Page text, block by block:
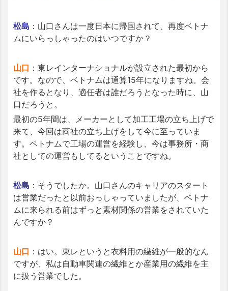
松島 ：山口さんは一度日本に帰国されて、再度ベトナ
ムにいらっしゃったのはいつですか？
山口 ：東レインターナショナルが設立された最初から
です。なので、ベトナムは通算15年になりますね。会
社を作るとなり、適任者は誰だろうとなった時に、山
口だろうと。
最初の5年間は、メーカーとして加工工場の立ち上げで
来て、今回は商社の立ち上げをして今に至っていま
す。ベトナムで工場の運営を経験し、今は事務所・商
社としての運営もしてるということですね。
松島 ：そうでしたか。山口さんのキャリアのスタート
は営業だったと以前おっしゃっていましたが、ベトナ
ムに来られる前はずっと素材関係の営業をされていた
んですか？
山口 ：はい。東レというと衣料用の繊維が一般的なん
ですが、私は自動車関連の繊維とか産業用の繊維を主
に扱う営業でした。